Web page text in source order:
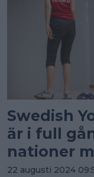
Swedish
är i full
nationer
22 augusti 2024